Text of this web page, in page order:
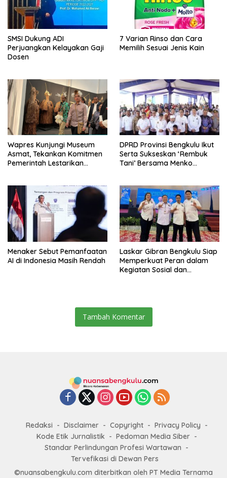
SMSI Dukung ADI
Perjuangkan Kelayakan Gaji
Dosen
7 Varian Rinso dan Cara
Memilih Sesuai Jenis Kain
Wapres Kunjungi Museum
Asmat, Tekankan Komitmen
Pemerintah Lestarikan
DPRD Provinsi Bengkulu Ikut
Serta Sukseskan ‘Rembuk
Tani’ Bersama Menko
Menaker Sebut Pemanfaatan
AI di Indonesia Masih Rendah
Laskar Gibran Bengkulu Siap
Memperkuat Peran dalam
Kegiatan Sosial dan
Tambah Komentar
Redaksi Disclaimer Copyright
Privacy Policy
Kode Etik Jurnalistik
Pedoman Media Siber
Standar Perlindungan Profesi Wartawan
Tervefikasi di Dewan Pers
©nuansabengkulu.com diterbitkan oleh PT Media Ternama